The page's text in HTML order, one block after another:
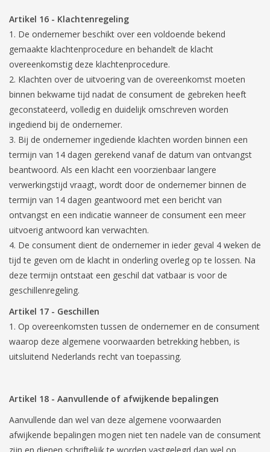
Artikel 16 - Klachtenregeling
De ondernemer beschikt over een voldoende bekend
gemaakte klachtenprocedure en behandelt de klacht
overeenkomstig deze klachtenprocedure.
Klachten over de uitvoering van de overeenkomst moeten
binnen bekwame tijd nadat de consument de gebreken heeft
geconstateerd, volledig en duidelijk omschreven worden
ingediend bij de ondernemer.
Bij de ondernemer ingediende klachten worden binnen een
termijn van 14 dagen gerekend vanaf de datum van ontvangst
beantwoord. Als een klacht een voorzienbaar langere
verwerkingstijd vraagt, wordt door de ondernemer binnen de
termijn van 14 dagen geantwoord met een bericht van
ontvangst en een indicatie wanneer de consument een meer
uitvoerig antwoord kan verwachten.
De consument dient de ondernemer in ieder geval 4 weken de
tijd te geven om de klacht in onderling overleg op te lossen. Na
deze termijn ontstaat een geschil dat vatbaar is voor de
geschillenregeling.
Artikel 17 - Geschillen
Op overeenkomsten tussen de ondernemer en de consument
waarop deze algemene voorwaarden betrekking hebben, is
uitsluitend Nederlands recht van toepassing.
Artikel 18 - Aanvullende of afwijkende bepalingen
Aanvullende dan wel van deze algemene voorwaarden
afwijkende bepalingen mogen niet ten nadele van de consument